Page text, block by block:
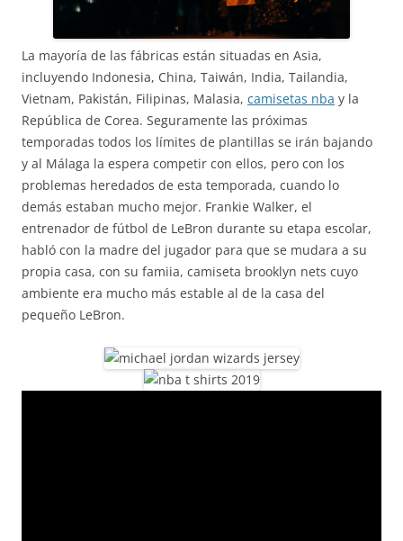
La mayoría de las fábricas están situadas en Asia,
incluyendo Indonesia, China, Taiwán, India, Tailandia,
Vietnam, Pakistán, Filipinas, Malasia, camisetas nba y la
República de Corea. Seguramente las próximas
temporadas todos los límites de plantillas se irán bajando
y al Málaga la espera competir con ellos, pero con los
problemas heredados de esta temporada, cuando lo
demás estaban mucho mejor. Frankie Walker, el
entrenador de fútbol de LeBron durante su etapa escolar,
habló con la madre del jugador para que se mudara a su
propia casa, con su famiia, camiseta brooklyn nets cuyo
ambiente era mucho más estable al de la casa del
pequeño LeBron.